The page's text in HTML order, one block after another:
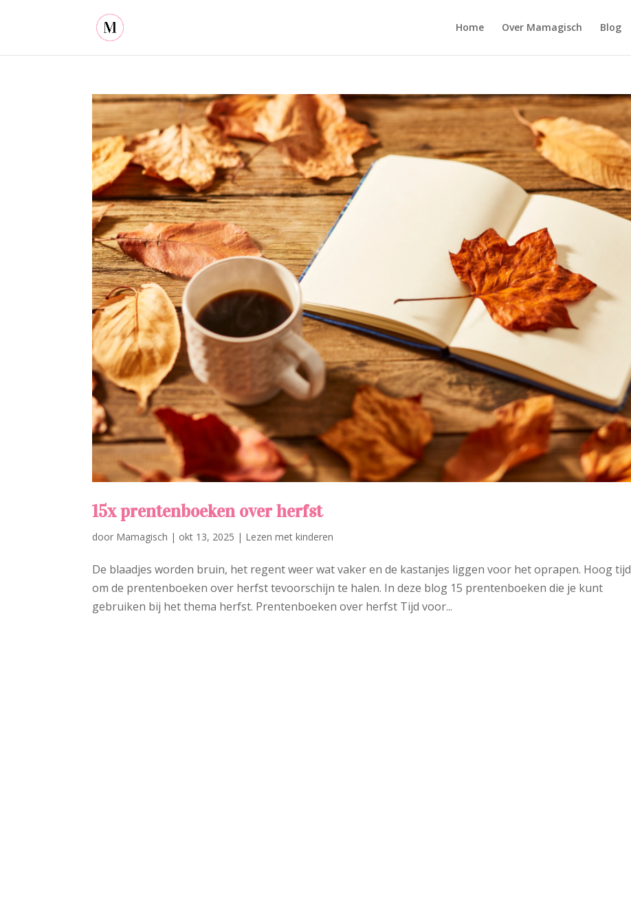
Home Over Mamagisch Blog
15x prentenboeken over herfst
door Mamagisch | okt 13, 2025 | Lezen met kinderen
De blaadjes worden bruin, het regent weer wat vaker en de kastanjes liggen voor het oprapen. Hoog tijd
om de prentenboeken over herfst tevoorschijn te halen. In deze blog 15 prentenboeken die je kunt
gebruiken bij het thema herfst. Prentenboeken over herfst Tijd voor...